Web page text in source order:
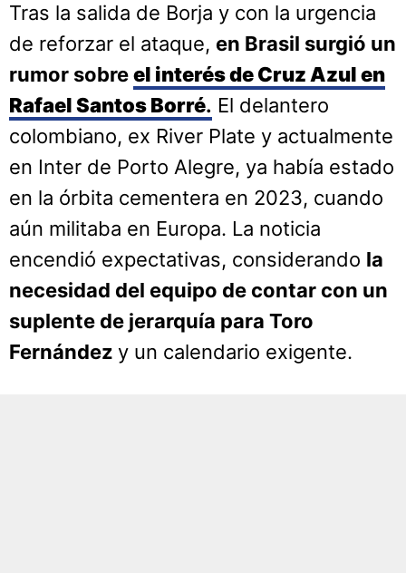
Tras la salida de Borja y con la urgencia
de reforzar el ataque, en Brasil surgió un
rumor sobreel interés de Cruz Azul en
Rafael Santos Borré. El delantero
colombiano, ex River Plate y actualmente
en Inter de Porto Alegre, ya había estado
en la órbita cementera en 2023, cuando
aún militaba en Europa. La noticia
encendió expectativas, considerando la
necesidad del equipo de contar con un
suplente de jerarquía para Toro
Fernández y un calendario exigente.